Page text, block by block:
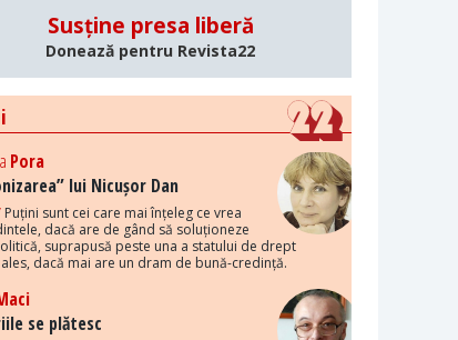
Susține presa liberă
Donează pentru Revista22
Pora
lui Nicușor Dan
Puțini sunt cei care mai înțeleg ce vrea
dacă are de gând să soluționeze
suprapusă peste una a statului de drept
dacă mai are un dram de bună-credință.
se plătesc